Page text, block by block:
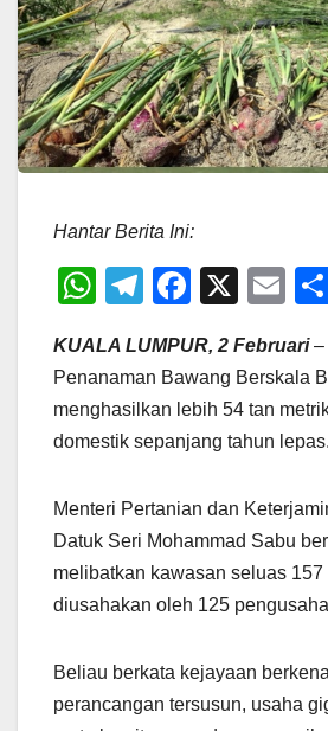
Hantar Berita Ini:
W
at
s
A
p
T
e
gr
a
F
c
e
b
o
k
X
E
ail
KUALA LUMPUR, 2 Februari–
Penanaman Bawang Berskala
menghasilkan lebih 54 tan
domestik sepanjang tahun lepas.
Menteri Pertanian dan
Datuk Seri Mohammad Sabu
melibatkan kawasan seluas 157
diusahakan oleh 125
Beliau berkata kejayaan
perancangan tersusun, usaha